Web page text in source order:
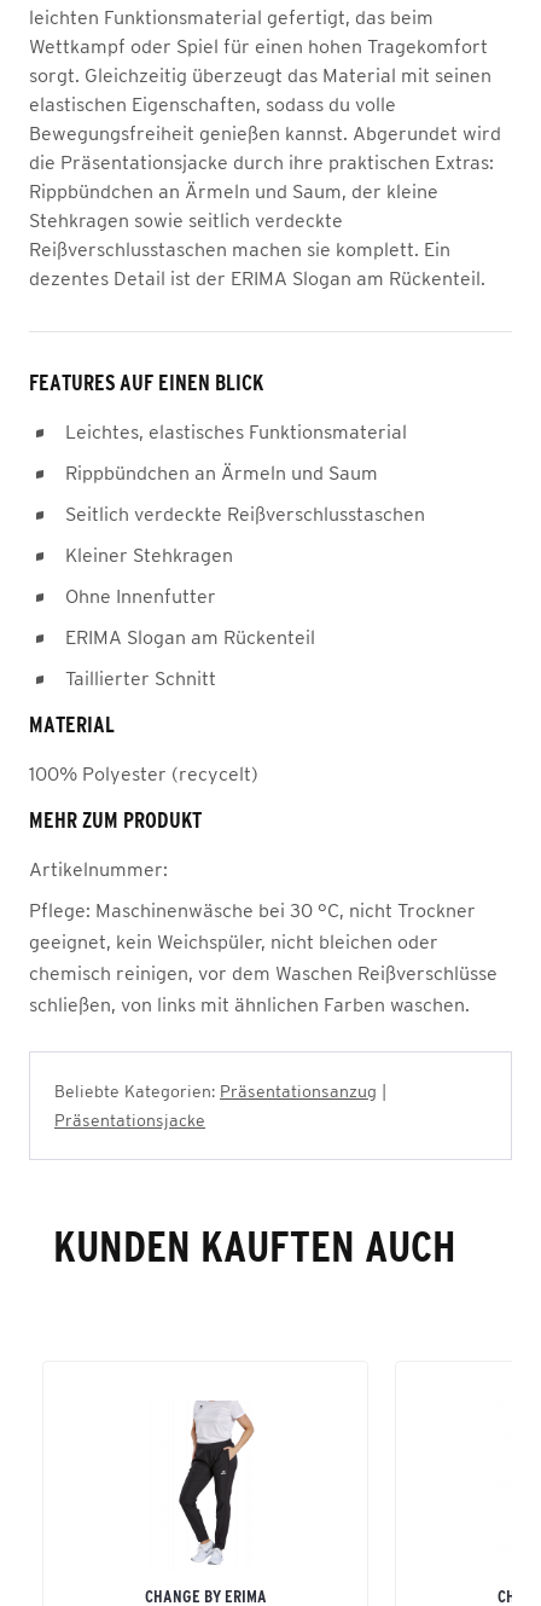
leichten Funktionsmaterial gefertigt, das beim
Wettkampf oder Spiel für einen hohen Tragekomfort
sorgt. Gleichzeitig überzeugt das Material mit seinen
elastischen Eigenschaften, sodass du volle
Bewegungsfreiheit genießen kannst. Abgerundet wird
die Präsentationsjacke durch ihre praktischen Extras:
Rippbündchen an Ärmeln und Saum, der kleine
Stehkragen sowie seitlich verdeckte
Reißverschlusstaschen machen sie komplett. Ein
dezentes Detail ist der ERIMA Slogan am Rückenteil.
FEATURES AUF EINEN BLICK
Leichtes, elastisches Funktionsmaterial
Rippbündchen an Ärmeln und Saum
Seitlich verdeckte Reißverschlusstaschen
Kleiner Stehkragen
Ohne Innenfutter
ERIMA Slogan am Rückenteil
Taillierter Schnitt
MATERIAL
100% Polyester (recycelt)
MEHR ZUM PRODUKT
Artikelnummer:
Pflege: Maschinenwäsche bei 30 °C, nicht Trockner
geeignet, kein Weichspüler, nicht bleichen oder
chemisch reinigen, vor dem Waschen Reißverschlüsse
schließen, von links mit ähnlichen Farben waschen.
Beliebte Kategorien: Präsentationsanzug
Präsentationsjacke
KUNDEN KAUFTEN AUCH
CHANGE BY ERIMA